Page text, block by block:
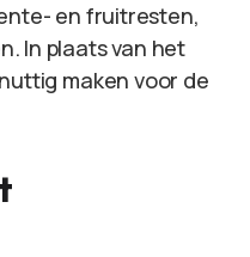
en fruitresten,
In plaats van het
maken voor de